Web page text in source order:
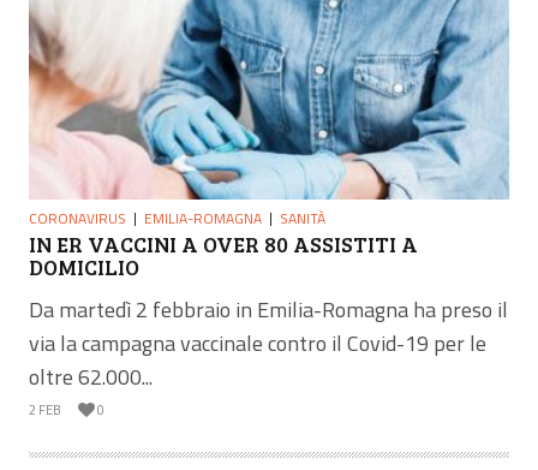
CORONAVIRUS EMILIA-ROMAGNA SANITÀ
IN ER VACCINI A OVER 80 ASSISTITI A
DOMICILIO
Da martedì 2 febbraio in Emilia-Romagna ha preso il
via la campagna vaccinale contro il Covid-19 per le
oltre 62.000...
2 FEB 0